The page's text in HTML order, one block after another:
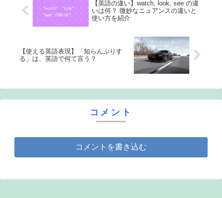
【英語の違い】watch, look, see の違
いは何？ 微妙なニュアンスの違いと
使い方を紹介
【使える英語表現】「知らんぷりす
る」は、英語で何て言う？
コメント
コメントを書き込む